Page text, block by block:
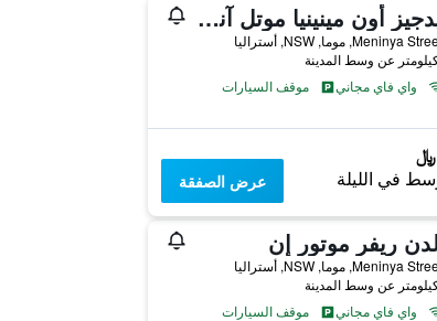
بريدجيز أون مينينيا موتل آند أبارتمنتس
واي فاي مجاني
موقف السيارات
في الليلة عرض الصفقة
ريفر موتور إن
واي فاي مجاني
موقف السيارات